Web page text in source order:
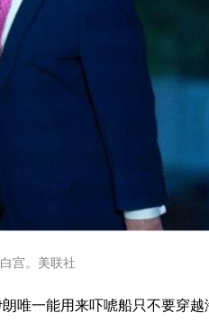
宫。美联社
唯一能用来吓唬船只不要穿越